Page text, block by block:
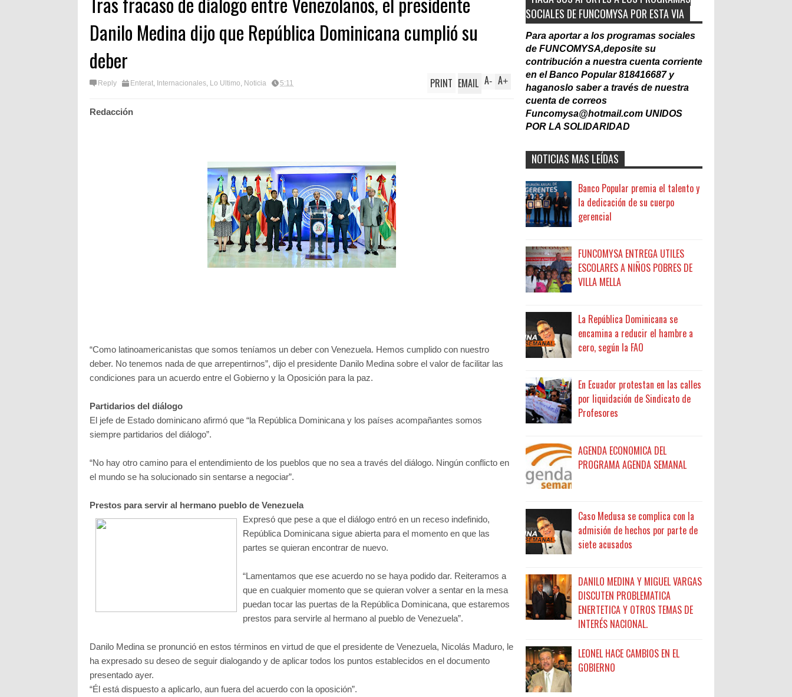
Danilo Medina dijo que República Dominicana cumplió su
deber
Reply Enterat, Internacionales, Lo Ultimo, Noticia 5:11 A+
A-
PRINT EMAIL
Redacción
“Como latinoamericanistas que somos teníamos un deber con Venezuela. Hemos cumplido con nuestro
deber. No tenemos nada de que arrepentirnos”, dijo el presidente Danilo Medina sobre el valor de facilitar las
condiciones para un acuerdo entre el Gobierno y la Oposición para la paz.
Partidarios del diálogo
El jefe de Estado dominicano afirmó que “la República Dominicana y los países acompañantes somos
siempre partidarios del diálogo”.
“No hay otro camino para el entendimiento de los pueblos que no sea a través del diálogo. Ningún conflicto en
el mundo se ha solucionado sin sentarse a negociar”.
Prestos para servir al hermano pueblo de Venezuela
Expresó que pese a que el diálogo entró en un receso indefinido,
República Dominicana sigue abierta para el momento en que las
partes se quieran encontrar de nuevo.
“Lamentamos que ese acuerdo no se haya podido dar. Reiteramos a
que en cualquier momento que se quieran volver a sentar en la mesa
puedan tocar las puertas de la República Dominicana, que estaremos
prestos para servirle al hermano al pueblo de Venezuela”.
Danilo Medina se pronunció en estos términos en virtud de que el presidente de Venezuela, Nicolás Maduro, le
ha expresado su deseo de seguir dialogando y de aplicar todos los puntos establecidos en el documento
presentado ayer.
“Él está dispuesto a aplicarlo, aun fuera del acuerdo con la oposición”.
SOCIALES DE FUNCOMYSA POR ESTA VIA
Para aportar a los programas sociales
de FUNCOMYSA,deposite su
contribución a nuestra cuenta corriente
en el Banco Popular 818416687 y
haganoslo saber a través de nuestra
cuenta de correos
Funcomysa@hotmail.com UNIDOS
POR LA SOLIDARIDAD
NOTICIAS MAS LEÍDAS
Banco Popular premia el talento y
la dedicación de su cuerpo
gerencial
FUNCOMYSA ENTREGA UTILES
ESCOLARES A NIÑOS POBRES DE
VILLA MELLA
La República Dominicana se
encamina a reducir el hambre a
cero, según la FAO
En Ecuador protestan en las calles
por liquidación de Sindicato de
Profesores
AGENDA ECONOMICA DEL
PROGRAMA AGENDA SEMANAL
Caso Medusa se complica con la
admisión de hechos por parte de
siete acusados
DANILO MEDINA Y MIGUEL VARGAS
DISCUTEN PROBLEMATICA
ENERTETICA Y OTROS TEMAS DE
INTERÉS NACIONAL.
LEONEL HACE CAMBIOS EN EL
GOBIERNO